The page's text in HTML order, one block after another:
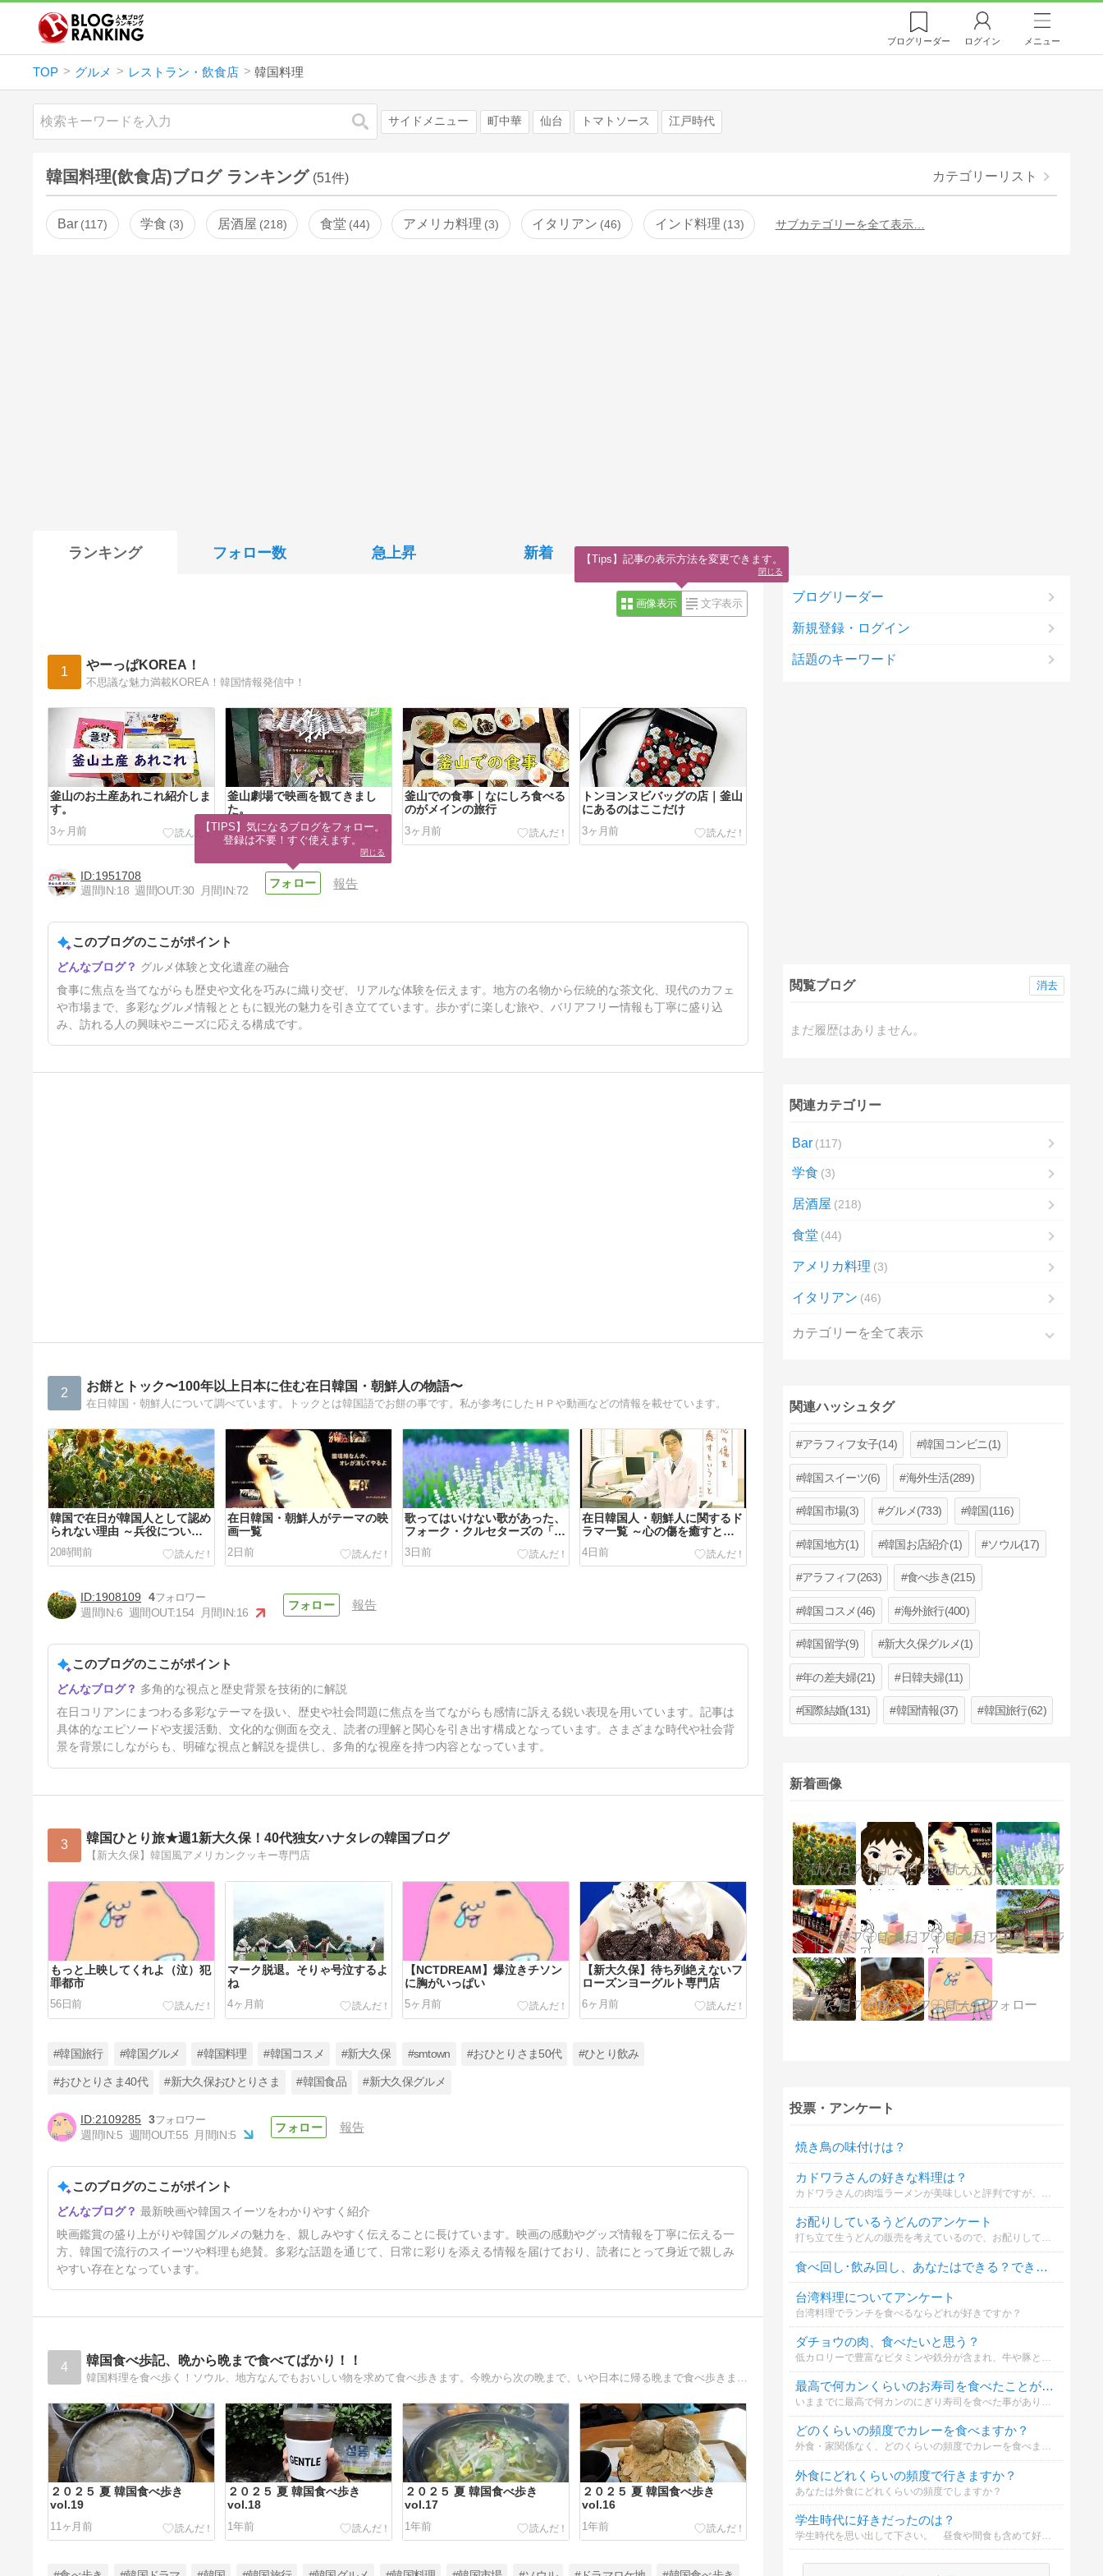
ブログリーダー ログイン メニュー
TOP グルメ レストラン・飲食店 韓国料理
検索 サイドメニュー 町中華 仙台 トマトソース 江戸時代
韓国料理(飲食店)ブログ ランキング (51件) カテゴリーリスト
Bar 117 学食 3 居酒屋 218 食堂 44 アメリカ料理 3 イタリアン 46 インド料理 13 サブカテゴリーを全て表示…
ランキング フォロー数 急上昇 新着
画像表示 文字表示
1 やーっぱKOREA！
不思議な魅力満載KOREA！韓国情報発信中！
釜山のお土産あれこれ紹介しま
す。
3ヶ月前
釜山劇場で映画を観てきまし
た。
3ヶ月前
釜山での食事｜なにしろ食べる
のがメインの旅行
3ヶ月前
トンヨンヌビバッグの店｜釜山
にあるのはここだけ
3ヶ月前
歩かない観光なしの釜山旅行｜
とにかく韓国へ行ってきた
3ヶ月前
1951708
週間IN:18 週間OUT:30 月間IN:72
報告
このブログのここがポイント
グルメ体験と文化遺産の融合
食事に焦点を当てながらも歴史や文化を巧みに織り交ぜ、リアルな体験を伝えます。地方の名物から伝統的な茶文化、現代のカフェ
や市場まで、多彩なグルメ情報とともに観光の魅力を引き立てています。歩かずに楽しむ旅や、バリアフリー情報も丁寧に盛り込
み、訪れる人の興味やニーズに応える構成です。
2 お餅とトック〜100年以上日本に住む在日韓国・朝鮮人の物語〜
在日韓国・朝鮮人について調べています。トックとは韓国語でお餅の事です。私が参考にしたＨＰや動画などの情報を載せています。
韓国で在日が韓国人として認め
られない理由 ～兵役について
いない、韓国語がしゃべれない
～
20時間前
在日韓国・朝鮮人がテーマの映
画一覧
2日前
歌ってはいけない歌があった、
フォーク・クルセターズの「イ
ムジン河」
3日前
在日韓国人・朝鮮人に関するド
ラマ一覧 ～心の傷を癒すとい
うこと・虎に翼・金の戦争・キ
ューポラのある街・東京湾景な
ど～
4日前
在日の父と言われた李仁夏牧師
が作った、川崎市にある在日福
街のほっとカフェや桜本子ども
食堂、桜本保育園の運営や在日
のお年寄りのためのトラジ会な
どを行っている福祉法人～
5日前
1908109
4
週間IN:6 週間OUT:154 月間IN:16
報告
このブログのここがポイント
多角的な視点と歴史背景を技術的に解説
在日コリアンにまつわる多彩なテーマを扱い、歴史や社会問題に焦点を当てながらも感情に訴える鋭い表現を用いています。記事は
具体的なエピソードや支援活動、文化的な側面を交え、読者の理解と関心を引き出す構成となっています。さまざまな時代や社会背
景を背景にしながらも、明確な視点と解説を提供し、多角的な視座を持つ内容となっています。
3 韓国ひとり旅★週1新大久保！40代独女ハナタレの韓国ブログ
【新大久保】韓国風アメリカンクッキー専門店
もっと上映してくれよ（泣）犯
罪都市
56日前
マーク脱退。そりゃ号泣するよ
ね
4ヶ月前
【NCTDREAM】爆泣きチソン
に胸がいっぱい
5ヶ月前
【新大久保】待ち列絶えないフ
ローズンヨーグルト専門店
6ヶ月前
【新大久保】ひとり焼肉ができ
る！ファチョンのランチ定食
#韓国旅行 #韓国グルメ #韓国料理 #韓国コスメ #新大久保 #smtown #おひとりさま50代 #ひとり飲み
#おひとりさま40代 #新大久保おひとりさま #韓国食品 #新大久保グルメ
2109285 3
週間IN:5 週間OUT:55 月間IN:5
報告
このブログのここがポイント
最新映画や韓国スイーツをわかりやすく紹介
映画鑑賞の盛り上がりや韓国グルメの魅力を、親しみやすく伝えることに長けています。映画の感動やグッズ情報を丁寧に伝える一
方、韓国で流行のスイーツや料理も絶賛。多彩な話題を通じて、日常に彩りを添える情報を届けており、読者にとって身近で親しみ
やすい存在となっています。
4 韓国食べ歩記、晩から晩まで食べてばかり！！
２０２５ 夏 韓国食べ歩き
vol.19
11ヶ月前
２０２５ 夏 韓国食べ歩き
vol.18
1年前
２０２５ 夏 韓国食べ歩き
vol.17
1年前
２０２５ 夏 韓国食べ歩き
vol.16
1年前
ブログリーダー
新規登録・ログイン
話題のキーワード
閲覧ブログ
まだ履歴はありません。
消去
関連カテゴリー
Bar 117
学食 3
居酒屋 218
食堂 44
アメリカ料理 3
イタリアン 46
カテゴリーを全て表示
関連ハッシュタグ
アラフィフ女子(14) 韓国コンビニ(1)
韓国スイーツ(6) 海外生活(289)
韓国市場(3) グルメ(733) 韓国(116)
韓国地方(1) 韓国お店紹介(1) ソウル(17)
アラフィフ(263) 食べ歩き(215)
韓国コスメ(46) 海外旅行(400)
韓国留学(9) 新大久保グルメ(1)
年の差夫婦(21) 日韓夫婦(11)
国際結婚(131) 韓国情報(37) 韓国旅行(62)
新着画像
投票・アンケート
焼き鳥の味付けは？
カドワラさんの好きな料理は？
カドワラさんの肉塩ラーメンが美味しいと評判ですが、好きな料理を教えてください。
お配りしているうどんのアンケート
打ち立て生うどんの販売を考えているので、お配りしているうどんの評価などをお願い致します。
食べ回し･飲み回し、あなたはできる？できない？
台湾料理についてアンケート
台湾料理でランチを食べるならどれが好きですか？
ダチョウの肉、食べたいと思う？
低カロリーで豊富なビタミンや鉄分が含まれ、牛や豚と比べて少ないエサで成長するため、地球にやさしい新食材として注目を集め牛丼チェーンの吉野家は“ダチョウ肉”を使った「オーストリッチ丼」を販売。臭みもなく、とても柔らかくて美味しいと評判！
最高で何カンくらいのお寿司を食べたことがある
いままでに最高で何カンのにぎり寿司を食べた事がありますか？ （１カンはお寿司１個）
どのくらいの頻度でカレーを食べますか？
外食・家関係なく、どのくらいの頻度でカレーを食べますか？
外食にどれくらいの頻度で行きますか？
あなたは外食にどれくらいの頻度でしますか？
学生時代に好きだったのは？
【TIPS】気になるブログをフォロー。
登録は不要！すぐ使えます。
閉じる
【Tips】記事の表示方法を変更できます。
閉じる